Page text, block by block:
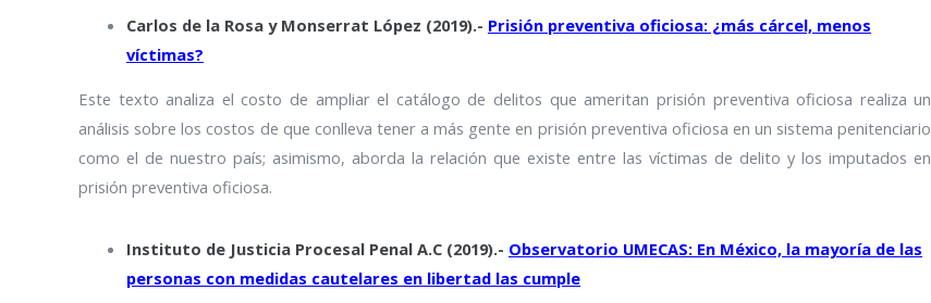
Carlos de la Rosa y Monserrat López (2019).- Prisión preventiva oficiosa: ¿más cárcel, menos
víctimas?
Este texto analiza el costo de ampliar el catálogo de delitos que ameritan prisión preventiva oficiosa realiza un
análisis sobre los costos de que conlleva tener a más gente en prisión preventiva oficiosa en un sistema penitenciario
como el de nuestro país; asimismo, aborda la relación que existe entre las víctimas de delito y los imputados en
prisión preventiva oficiosa.
Instituto de Justicia Procesal Penal A.C (2019).- Observatorio UMECAS: En México, la mayoría de las
personas con medidas cautelares en libertad las cumple